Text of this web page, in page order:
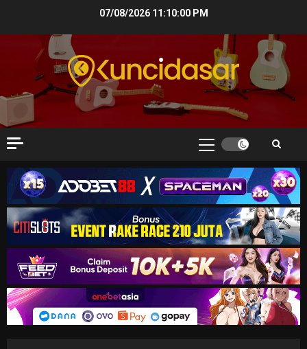
07/08/2026 11:10:01 PM
Primary